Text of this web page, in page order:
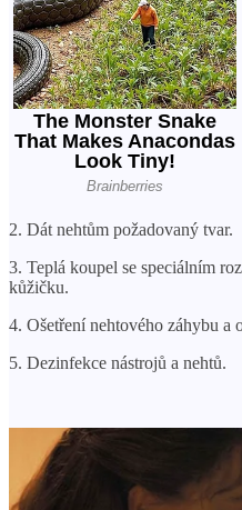
2. Dát nehtům požadovaný tvar.
3. Teplá koupel se speciálním
kůžičku.
4. Ošetření nehtového záhybu a
5. Dezinfekce nástrojů a nehtů.